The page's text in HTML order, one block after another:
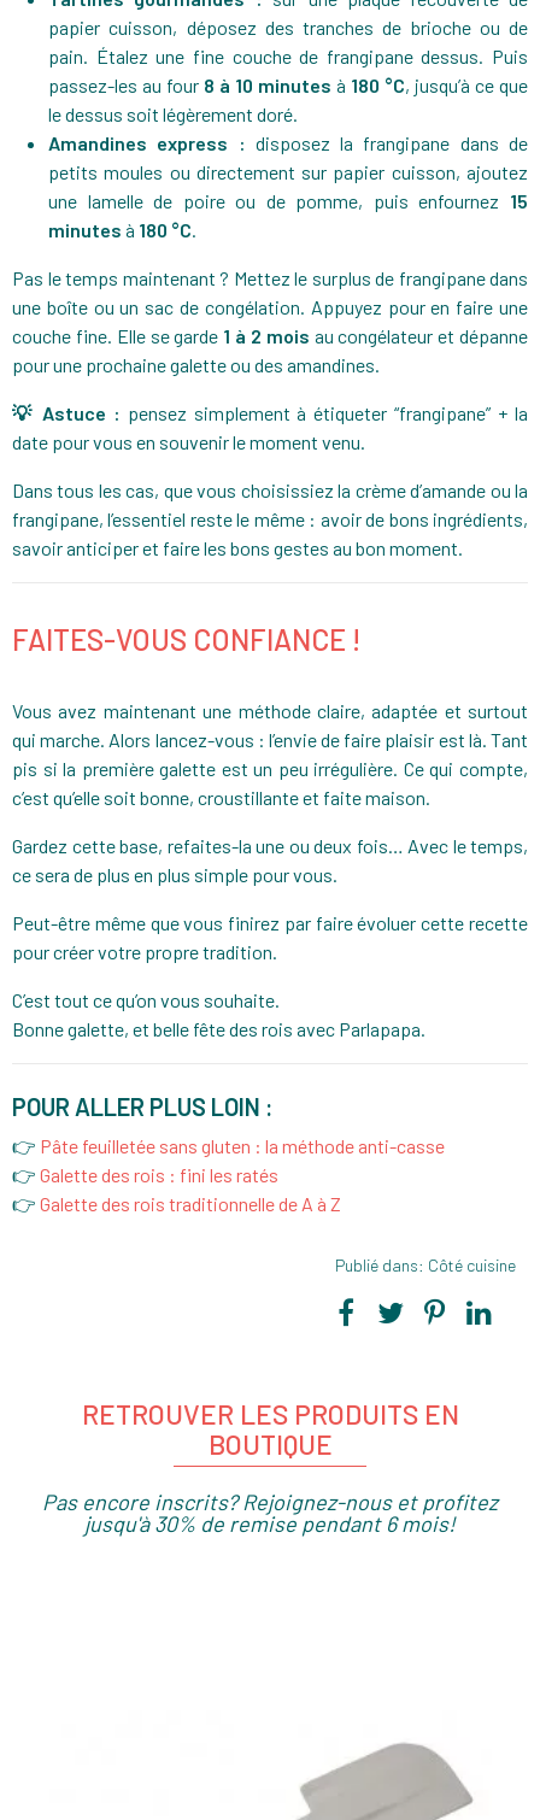
papier cuisson, déposez des tranches de brioche ou de
pain. Étalez une fine couche de frangipane dessus. Puis
passez-les au four 8 à 10 minutes à 180 °C, jusqu’à ce que
le dessus soit légèrement doré.
Amandines express : disposez la frangipane dans de
petits moules ou directement sur papier cuisson, ajoutez
une lamelle de poire ou de pomme, puis enfournez 15
minutes à 180 °C.
Pas le temps maintenant ? Mettez le surplus de frangipane dans
une boîte ou un sac de congélation. Appuyez pour en faire une
couche fine. Elle se garde 1 à 2 mois au congélateur et dépanne
pour une prochaine galette ou des amandines.
💡 Astuce : pensez simplement à étiqueter “frangipane” + la
date pour vous en souvenir le moment venu.
Dans tous les cas, que vous choisissiez la crème d’amande ou la
frangipane, l’essentiel reste le même : avoir de bons ingrédients,
savoir anticiper et faire les bons gestes au bon moment.
FAITES-VOUS CONFIANCE !
Vous avez maintenant une méthode claire, adaptée et surtout
qui marche. Alors lancez-vous : l’envie de faire plaisir est là. Tant
pis si la première galette est un peu irrégulière. Ce qui compte,
c’est qu’elle soit bonne, croustillante et faite maison.
Gardez cette base, refaites-la une ou deux fois… Avec le temps,
ce sera de plus en plus simple pour vous.
Peut-être même que vous finirez par faire évoluer cette recette
pour créer votre propre tradition.
C’est tout ce qu’on vous souhaite.
Bonne galette, et belle fête des rois avec Parlapapa.
POUR ALLER PLUS LOIN :
👉 Pâte feuilletée sans gluten : la méthode anti-casse
👉 Galette des rois : fini les ratés
👉 Galette des rois traditionnelle de A à Z
Publié dans: Côté cuisine
RETROUVER LES PRODUITS EN
BOUTIQUE
Pas encore inscrits? Rejoignez-nous et profitez
jusqu'à 30% de remise pendant 6 mois!